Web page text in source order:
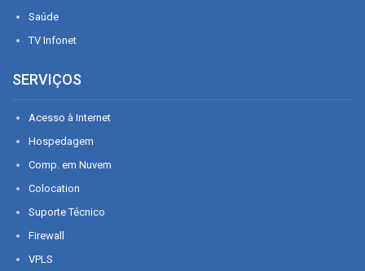
Saúde
TV Infonet
SERVIÇOS
Acesso à Internet
Hospedagem
Comp. em Nuvem
Colocation
Suporte Técnico
Firewall
VPLS